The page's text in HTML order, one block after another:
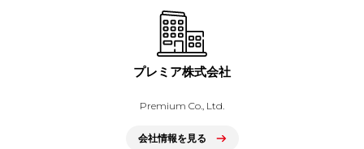
プレミア株式会社
Premium Co., Ltd.
会社情報を見る